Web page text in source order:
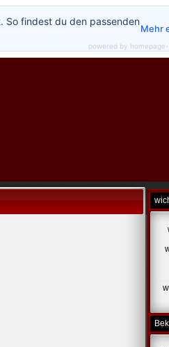
So findest du den passenden
Mehr
powered by